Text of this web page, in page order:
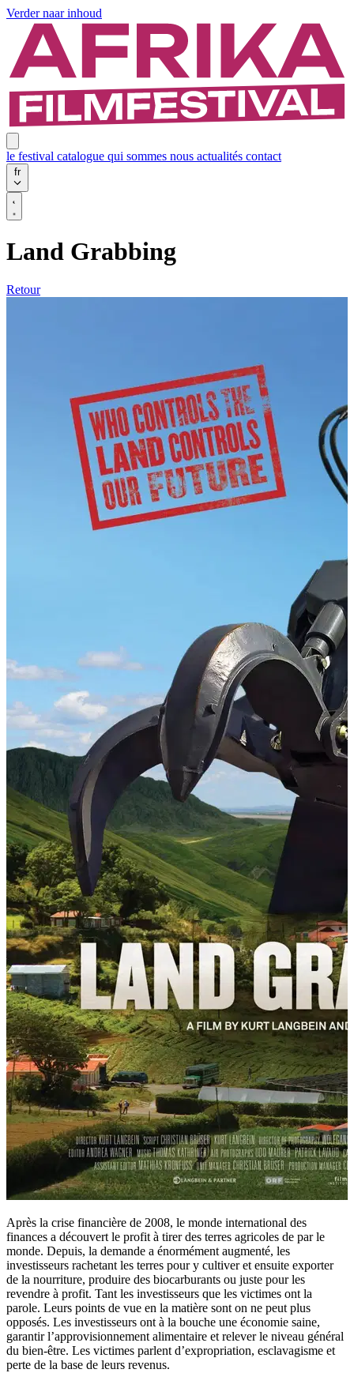
Verder naar inhoud
le festival catalogue qui sommes nous actualités contact
fr
Land Grabbing
Retour
Après la crise financière de 2008, le monde international des
finances a découvert le profit à tirer des terres agricoles de par le
monde. Depuis, la demande a énormément augmenté, les
investisseurs rachetant les terres pour y cultiver et ensuite exporter
de la nourriture, produire des biocarburants ou juste pour les
revendre à profit. Tant les investisseurs que les victimes ont la
parole. Leurs points de vue en la matière sont on ne peut plus
opposés. Les investisseurs ont à la bouche une économie saine,
garantir l’approvisionnement alimentaire et relever le niveau général
du bien-être. Les victimes parlent d’expropriation, esclavagisme et
perte de la base de leurs revenus.